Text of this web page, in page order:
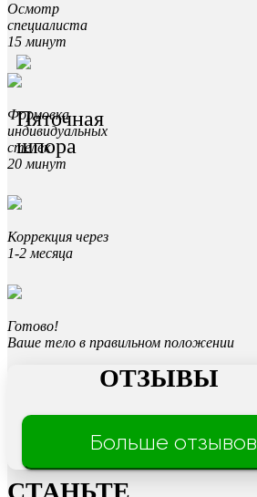
Пяточная
шпора
Трещины
на пятках
Осмотр
специалиста
15 минут
Формовка
индивидуальных
стелек
20 минут
Коррекция через
1-2 месяца
Готово!
Ваше тело в правильном положении
ОТЗЫВЫ
Больше отзывов
СТАНЬТЕ